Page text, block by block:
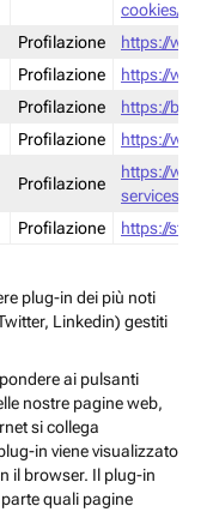
cookies/
Profilazione
https://
Profilazione
https://
Profilazione
https://
Profilazione https://
Profilazione
https://
services-
Profilazione https://
plug-in dei più noti
Linkedin) gestiti
ai pulsanti
nostre pagine web,
si collega
in viene visualizzato
il browser. Il plug-in
quali pagine